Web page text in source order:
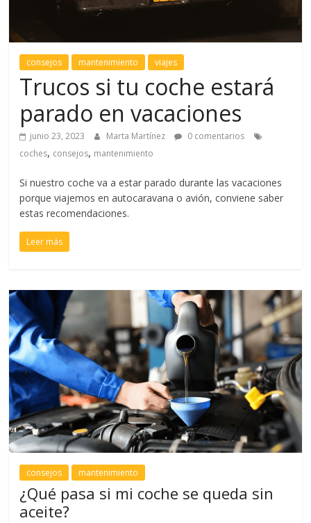
consejos mantenimiento viajes
Trucos si tu coche estará
parado en vacaciones
junio 23, 2023 Marta Martínez
0 comentarios
coches, consejos, mantenimiento
Si nuestro coche va a estar parado durante las vacaciones
porque viajemos en autocaravana o avión, conviene saber
estas recomendaciones.
Leer más
consejos mantenimiento
¿Qué pasa si mi coche se queda sin
aceite?